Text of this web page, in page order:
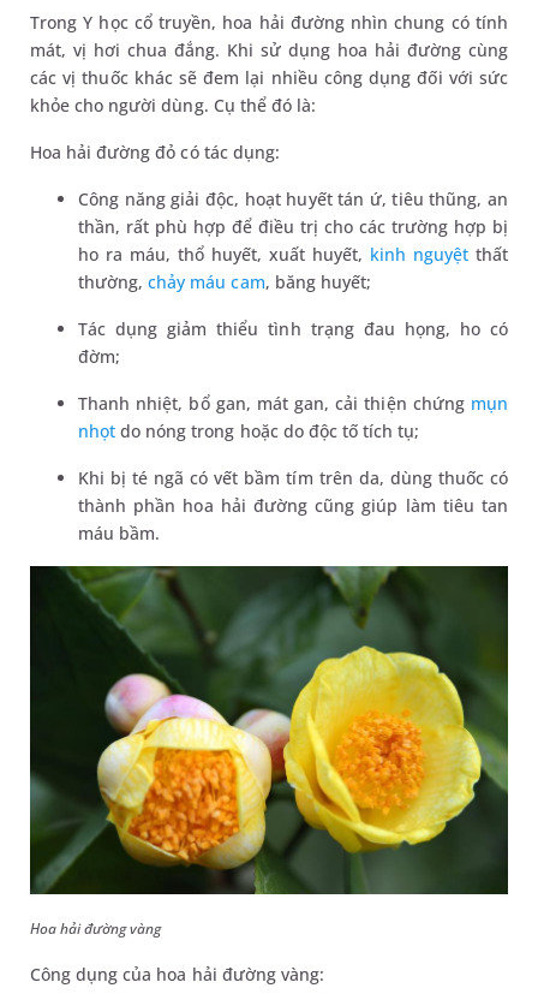
Trong Y học cổ truyền, hoa hải đường nhìn chung có tính
mát, vị hơi chua đắng. Khi sử dụng hoa hải đường cùng
các vị thuốc khác sẽ đem lại nhiều công dụng đối với sức
khỏe cho người dùng. Cụ thể đó là:
Hoa hải đường đỏ có tác dụng:
Công năng giải độc, hoạt huyết tán ứ, tiêu thũng, an
thần, rất phù hợp để điều trị cho các trường hợp bị
ho ra máu, thổ huyết, xuất huyết, kinh nguyệt thất
thường,chảy máu cam, băng huyết;
Tác dụng giảm thiểu tình trạng đau họng, ho có
đờm;
Thanh nhiệt, bổ gan, mát gan, cải thiện chứng mụn
nhọt do nóng trong hoặc do độc tố tích tụ;
Khi bị té ngã có vết bầm tím trên da, dùng thuốc có
thành phần hoa hải đường cũng giúp làm tiêu tan
máu bầm.
Hoa hải đường vàng
Công dụng của hoa hải đường vàng: